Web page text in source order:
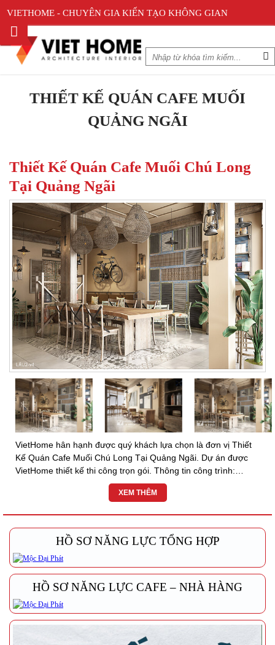
VIETHOME - CHUYÊN GIA KIẾN TẠO KHÔNG GIAN
THIẾT KẾ QUÁN CAFE MUỐI
QUẢNG NGÃI
Thiết Kế Quán Cafe Muối Chú Long
Tại Quảng Ngãi
VietHome hân hạnh được quý khách lựa chọn là đơn vị Thiết
Kế Quán Cafe Muối Chú Long Tại Quảng Ngãi. Dự án được
VietHome thiết kế thi công trọn gói. Thông tin công trình:
CAFE MUỐI CHÚ LONG – MÔ HÌNH NHƯỢNG QUYỀN ๏
XEM THÊM
HỒ SƠ NĂNG LỰC TỔNG HỢP
HỒ SƠ NĂNG LỰC CAFE – NHÀ HÀNG